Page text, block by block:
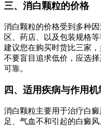
三、消白颗粒的价格
消白颗粒的价格受到多种
区、药店、以及包装规格
建议您在购买时货比三家
不要盲目追求低价，应选
可靠。
四、适用疾病与作用机
消白颗粒主要用于治疗白
足、气血不和引起的白癜